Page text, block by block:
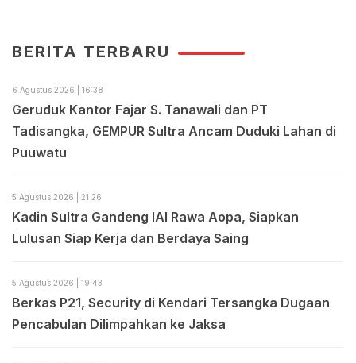
BERITA TERBARU
6 Agustus 2026 | 16:38
Geruduk Kantor Fajar S. Tanawali dan PT
Tadisangka, GEMPUR Sultra Ancam Duduki Lahan di
Puuwatu
5 Agustus 2026 | 21:26
Kadin Sultra Gandeng IAI Rawa Aopa, Siapkan
Lulusan Siap Kerja dan Berdaya Saing
5 Agustus 2026 | 19:43
Berkas P21, Security di Kendari Tersangka Dugaan
Pencabulan Dilimpahkan ke Jaksa